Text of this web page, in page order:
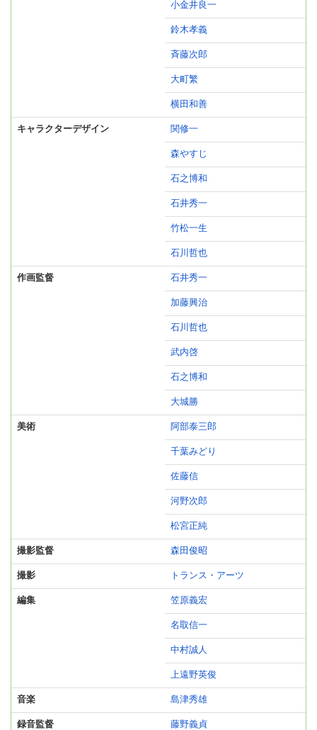
小金井良一
鈴木孝義
斉藤次郎
大町繁
横田和善
キャラクターデザイン 関修一
森やすじ
石之博和
石井秀一
竹松一生
石川哲也
作画監督 石井秀一
加藤興治
石川哲也
武内啓
石之博和
大城勝
美術 阿部泰三郎
千葉みどり
佐藤信
河野次郎
松宮正純
撮影監督 森田俊昭
撮影 トランス・アーツ
編集 笠原義宏
名取信一
中村誠人
上遠野英俊
音楽 島津秀雄
録音監督 藤野義貞